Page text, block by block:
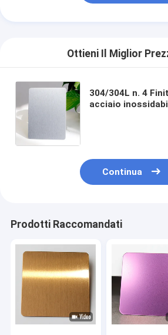
Ottieni Il Miglior
304/304L n. 4
acciaio
Continua
Prodotti Raccomandati